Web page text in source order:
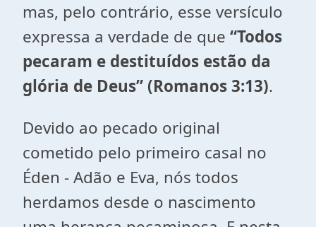
mas, pelo contrário, esse versículo
expressa a verdade de que “Todos
pecaram e destituídos estão da
glória de Deus” (Romanos 3:13).
Devido ao pecado original
cometido pelo primeiro casal no
Éden - Adão e Eva, nós todos
herdamos desde o nascimento